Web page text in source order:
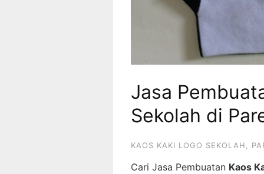
Jasa
Sekolah di
KAOS KAKI LOGO SEKOLAH,
Cari Jasa Pembuatan Kaos